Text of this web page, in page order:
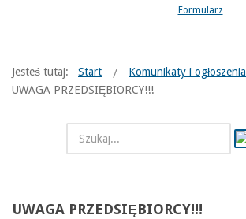
Formularz
Jesteś tutaj: Start
Komunikaty i ogłoszenia
UWAGA PRZEDSIĘBIORCY!!!
UWAGA PRZEDSIĘBIORCY!!!